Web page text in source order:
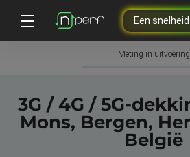
Een
Meting in uitvoering
3G / 4G / 5G-
Mons, Bergen,
België